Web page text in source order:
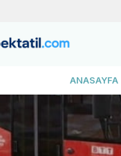
ANASAYFA